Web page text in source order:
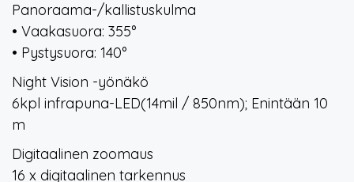
Panoraama-/kallistuskulma
• Vaakasuora: 355°
• Pystysuora: 140°
Night Vision -yönäkö
6kpl infrapuna-LED(14mil / 850nm); Enintään 10
m
Digitaalinen zoomaus
16 x digitaalinen tarkennus